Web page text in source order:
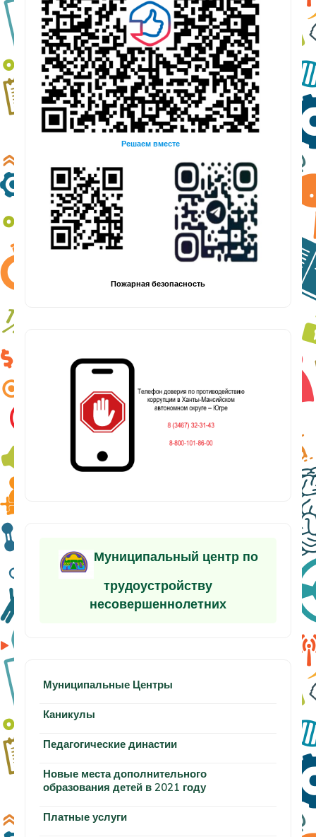
Решаем вместе
Пожарная безопасность
Муниципальный центр по
трудоустройству
несовершеннолетних
Муниципальные Центры
Каникулы
Педагогические династии
Новые места дополнительного
образования детей в 2021 году
Платные услуги